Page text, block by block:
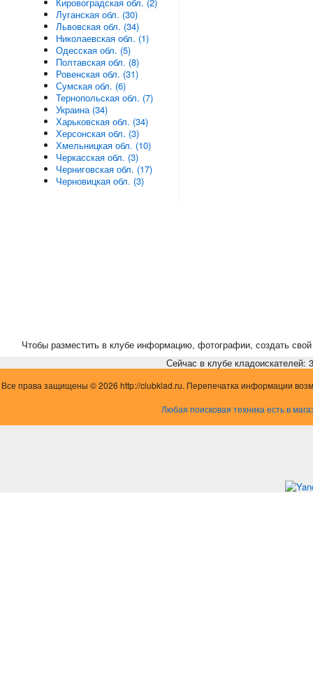
Луганская обл. (30)
Львовская обл. (34)
Николаевская обл. (1)
Одесская обл. (5)
Полтавская обл. (8)
Ровенская обл. (31)
Сумская обл. (6)
Тернопольская обл. (7)
Украина (34)
Харьковская обл. (34)
Херсонская обл. (3)
Хмельницкая обл. (10)
Черкасская обл. (3)
Черниговская обл. (17)
Черновицкая обл. (3)
Чтобы разместить в клубе информацию, фотографии, создать свой
Сейчас в клубе кладоискателей:
Все права защищены © 2026 http://clubklad.ru. Перепечатка информации
Любая поисковая техника есть в